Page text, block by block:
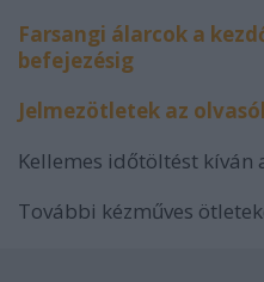
Farsangi álarcok a
befejezésig
Jelmezötletek az
Kellemes időtöltést kíván
További kézműves